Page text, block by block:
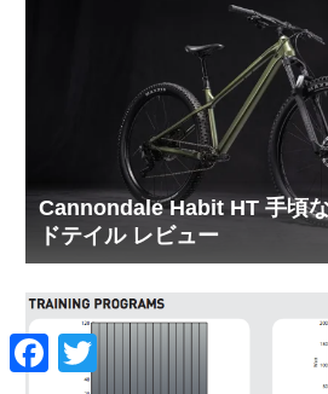
Cannondale Habit HT 手頃
ドテイル レビュー
F